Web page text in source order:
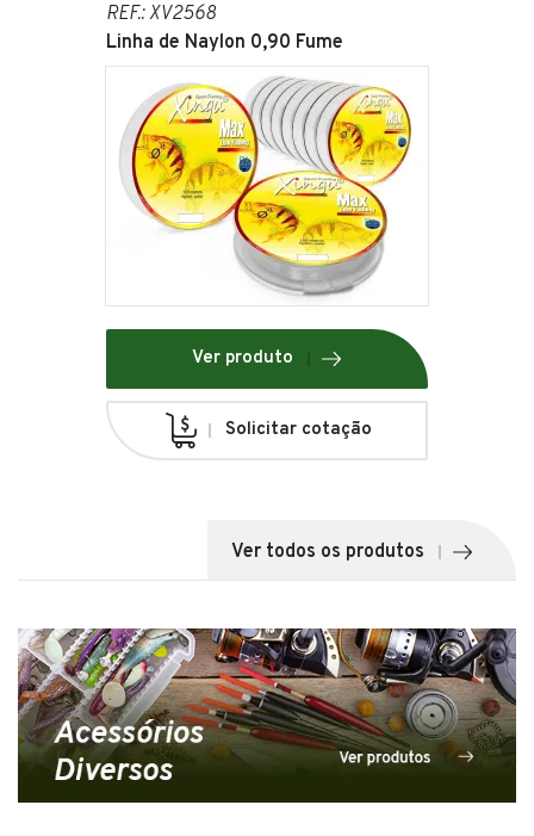
REF.: XV2568
Linha de Naylon 0,90 Fume
Ver produto
Solicitar cotação
Ver todos os produtos